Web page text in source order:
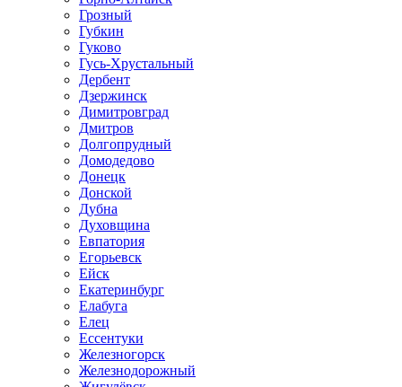
Грозный
Губкин
Гуково
Гусь-Хрустальный
Дербент
Дзержинск
Димитровград
Дмитров
Долгопрудный
Домодедово
Донецк
Донской
Дубна
Духовщина
Евпатория
Егорьевск
Ейск
Екатеринбург
Елабуга
Елец
Ессентуки
Железногорск
Железнодорожный